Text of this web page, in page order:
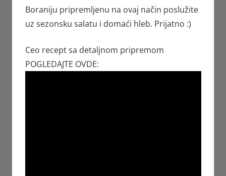
Boraniju pripremljenu na ovaj način poslužite
uz sezonsku salatu i domaći hleb. Prijatno :)
Ceo recept sa detaljnom pripremom
POGLEDAJTE OVDE: